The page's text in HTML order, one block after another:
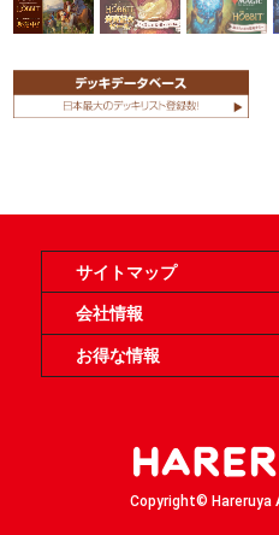
サイトマップ
オンラインショップ
買取
記事
選手一覧
デッキ検索
デッキ構築
イベント・大会
店舗のご案内
お問い合わせ
ヘルプ
FAQ
会社情報
利用規約
スタッフ募集
特定商取引法表示
個人情報保護方針
企業情報
お得な情報
Copyright© Hareruya